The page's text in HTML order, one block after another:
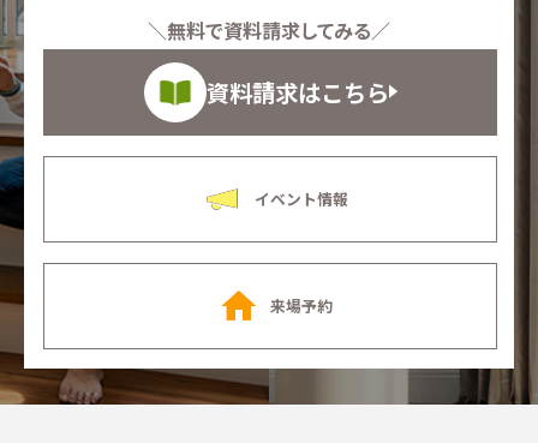
＼無料で資料請求してみる／
資料請求はこちら
イベント情報
来場予約